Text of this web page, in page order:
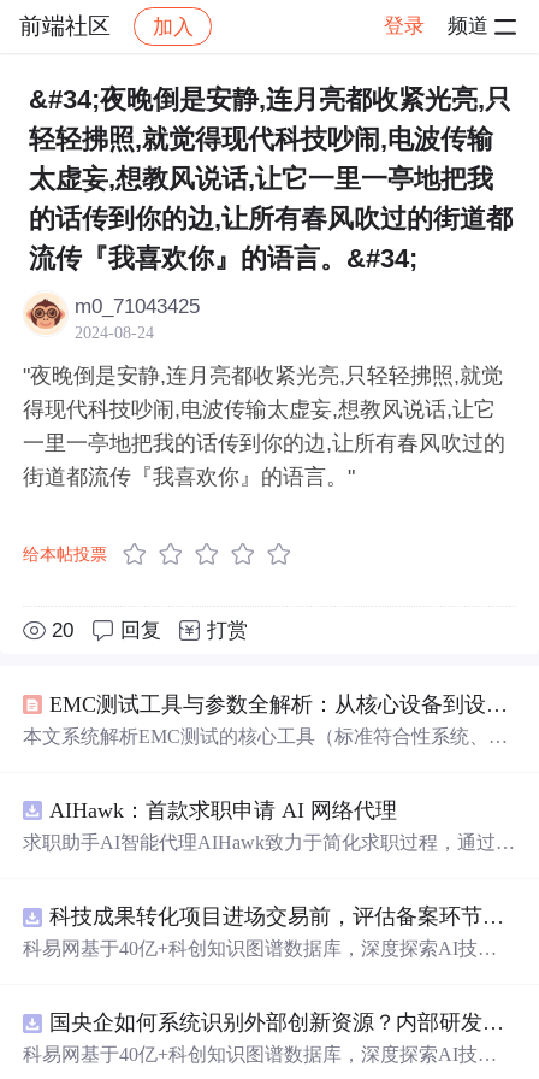
前端社区 加入 登录 频道
社区 前端社区 感慨 帖子详情
&#34;夜晚倒是安静,连月亮都收紧光亮,只
轻轻拂照,就觉得现代科技吵闹,电波传输
太虚妄,想教风说话,让它一里一亭地把我
的话传到你的边,让所有春风吹过的街道都
流传『我喜欢你』的语言。&#34;
m0_71043425
2024-08-24
"夜晚倒是安静,连月亮都收紧光亮,只轻轻拂照,就觉
得现代科技吵闹,电波传输太虚妄,想教风说话,让它
一里一亭地把我的话传到你的边,让所有春风吹过的
街道都流传『我喜欢你』的语言。"
给本帖投票
20 回复 打赏
EMC测试工具与参数全解析：从核心设备到设计实践
本文系统解析EMC测试的核心工具（标准符合性系统、预
电放电测试流程、常见陷阱及整改逻辑，并强调将EMC参
数融入PCB布局、器件选型与设计验证的预防性工程实
AIHawk：首款求职申请 AI 网络代理
求职助手AI智能代理AIHawk致力于简化求职过程，通过自
科技成果转化项目进场交易前，评估备案环节需要准备哪些材料？.docx
科易网基于40亿+科创知识图谱数据库，深度探索AI技术
新领域的AI+数智化解决方案，推动科技创新与产业创新
智能化发展。
国央企如何系统识别外部创新资源？内部研发体系完善，但对外部高校、中小科技企业技术能力缺乏动态认知。.docx
科易网基于40亿+科创知识图谱数据库，深度探索AI技术